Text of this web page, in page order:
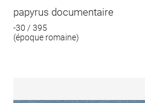
papyrus documentaire
-30 / 395
(époque romaine)